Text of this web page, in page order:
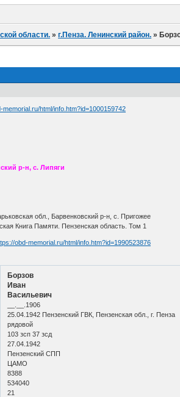
области. »г.Пенза. Ленинский район. »
memorial.ru/html/info.htm?id=1000159742
р-н, с. Липяги
обл., Барвенковский р-н, с. Пригожее
Книга Памяти. Пензенская область. Том 1
obd-memorial.ru/html/info.htm?id=1990523876
Борзов
Иван
Васильевич
__.__.1906
25.04.1942 Пензенский ГВК, Пензенская обл., г. Пенза
рядовой
103 зсп 37 зсд
27.04.1942
Пензенский СПП
ЦАМО
8388
534040
21